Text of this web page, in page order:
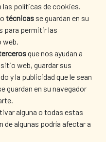
las políticas de cookies.
técnicas se guardan en su
para permitir las
web.
que nos ayudan a
web, guardar sus
y la publicidad que le sean
guardan en su navegador
alguna o todas estas
algunas podría afectar a
WHERE DO WE COOPERATE?
PRESS ROOM
LIBRARY